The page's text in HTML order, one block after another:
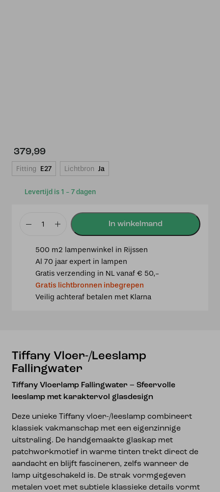
Levertijd is 1 - 7 dagen
379,99
Fitting E27 Lichtbron Ja
Tiffany
Fallingwater
aantal
500 m2 lampenwinkel in Rijssen
Al 70 jaar expert in lampen
Gratis verzending in NL vanaf € 50,-
Gratis lichtbronnen inbegrepen
Veilig achteraf betalen met Klarna
Tiffany Vloer-/Leeslamp
Fallingwater
Tiffany Vloerlamp Fallingwater – Sfeervolle
leeslamp met karaktervol glasdesign
Deze unieke Tiffany vloer-/leeslamp combineert
klassiek vakmanschap met een eigenzinnige
uitstraling. De handgemaakte glaskap met
patchworkmotief in warme tinten trekt direct de
aandacht en blijft fascineren, zelfs wanneer de
lamp uitgeschakeld is. De strak vormgegeven
metalen voet met subtiele klassieke details vormt